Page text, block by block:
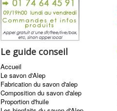
Le guide conseil
Accueil
Le savon d'Alep
Fabrication du savon d'alep
Composition du savon d'alep
Proportion d'huile